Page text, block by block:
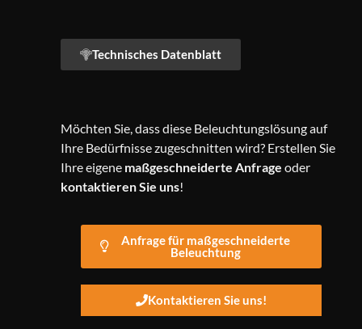
Technisches Datenblatt
Möchten Sie, dass diese Beleuchtungslösung auf
Ihre Bedürfnisse zugeschnitten wird? Erstellen Sie
Ihre eigene maßgeschneiderte Anfrage oder
kontaktieren Sie uns!
Anfrage für maßgeschneiderte
Beleuchtung
Kontaktieren Sie uns!